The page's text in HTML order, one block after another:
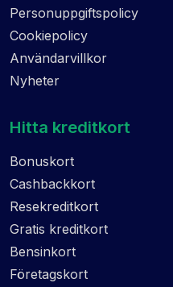
Personuppgiftspolicy
Cookiepolicy
Användarvillkor
Nyheter
Hitta kreditkort
Bonuskort
Cashbackkort
Resekreditkort
Gratis kreditkort
Bensinkort
Företagskort